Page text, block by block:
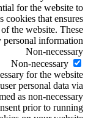
for the website to
that ensures
the website. These
information.
Non-necessary
Non-necessary
for the website
personal data via
as non-necessary
prior to running